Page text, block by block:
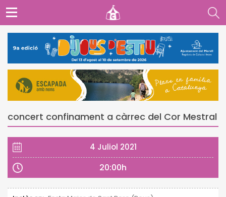
concert confinament a càrrec del Cor Mestral
4 Juliol 2021
20:00h